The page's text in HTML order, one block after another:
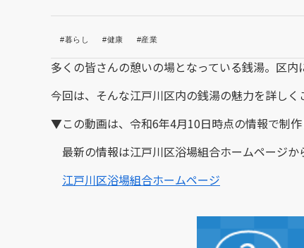
#暮らし #健康 #産業
多くの皆さんの憩いの場となっている銭湯。区
今回は、そんな江戸川区内の銭湯の魅力を詳しく
▼この動画は、令和6年4月10日時点の情報で制作
最新の情報は江戸川区浴場組合ホームページか
江戸川区浴場組合ホームページ